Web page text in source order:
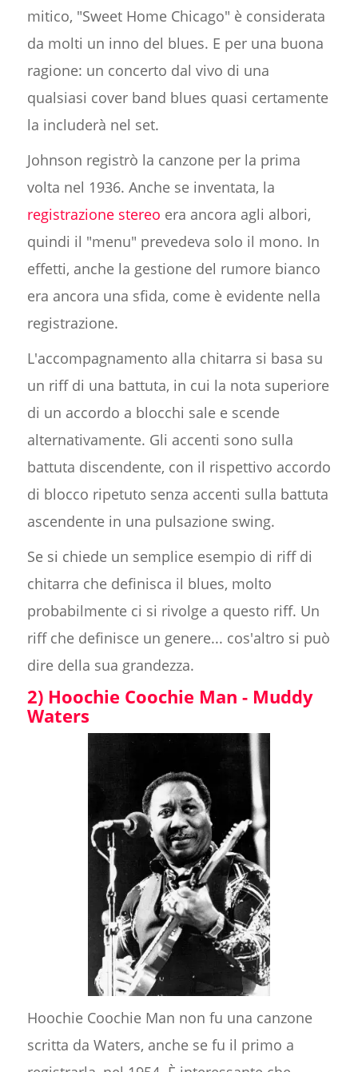
mitico, "Sweet Home Chicago" è considerata
da molti un inno del blues. E per una buona
ragione: un concerto dal vivo di una
qualsiasi cover band blues quasi certamente
la includerà nel set.
Johnson registrò la canzone per la prima
volta nel 1936. Anche se inventata, la
registrazione stereo era ancora agli albori,
quindi il "menu" prevedeva solo il mono. In
effetti, anche la gestione del rumore bianco
era ancora una sfida, come è evidente nella
registrazione.
L'accompagnamento alla chitarra si basa su
un riff di una battuta, in cui la nota superiore
di un accordo a blocchi sale e scende
alternativamente. Gli accenti sono sulla
battuta discendente, con il rispettivo accordo
di blocco ripetuto senza accenti sulla battuta
ascendente in una pulsazione swing.
Se si chiede un semplice esempio di riff di
chitarra che definisca il blues, molto
probabilmente ci si rivolge a questo riff. Un
riff che definisce un genere... cos'altro si può
dire della sua grandezza.
2) Hoochie Coochie Man - Muddy
Waters
Hoochie Coochie Man non fu una canzone
scritta da Waters, anche se fu il primo a